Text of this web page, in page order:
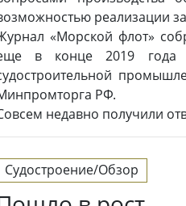
реализации
«Морской флот»
в конце 2019 года
РФ.
недавно получили
Судостроение/Обзор